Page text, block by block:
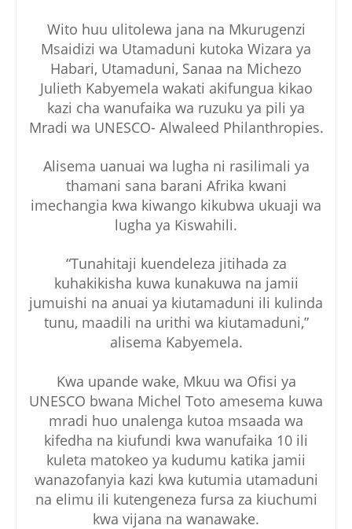
Wito huu ulitolewa jana na Mkurugenzi
Msaidizi wa Utamaduni kutoka Wizara ya
Habari, Utamaduni, Sanaa na Michezo
Julieth Kabyemela wakati akifungua kikao
kazi cha wanufaika wa ruzuku ya pili ya
Mradi wa UNESCO- Alwaleed Philanthropies.
Alisema uanuai wa lugha ni rasilimali ya
thamani sana barani Afrika kwani
imechangia kwa kiwango kikubwa ukuaji wa
lugha ya Kiswahili.
“Tunahitaji kuendeleza jitihada za
kuhakikisha kuwa kunakuwa na jamii
jumuishi na anuai ya kiutamaduni ili kulinda
tunu, maadili na urithi wa kiutamaduni,”
alisema Kabyemela.
Kwa upande wake, Mkuu wa Ofisi ya
UNESCO bwana Michel Toto amesema kuwa
mradi huo unalenga kutoa msaada wa
kifedha na kiufundi kwa wanufaika 10 ili
kuleta matokeo ya kudumu katika jamii
wanazofanyia kazi kwa kutumia utamaduni
na elimu ili kutengeneza fursa za kiuchumi
kwa vijana na wanawake.